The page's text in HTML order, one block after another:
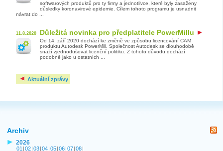
softwarových produktů pro ty firmy a jednotlivce, které byly zasaženy
důsledky koronavirové epidemie. Cílem tohoto programu je usnadnit
návrat do ...
11.8.2020 Důležitá novinka pro předplatitele PowerMillu
Od 14. září 2020 dochází ke změně ve způsobu licencování CAM
produktu Autodesk PowerMill. Společnost Autodesk se dlouhodobě
snaží zjednodušovat licenční politiku. Z tohoto důvodu dochází
podobně jako u ostatních ...
Aktuální zprávy
Archiv
2026
01 |02|03|04|05|06|07|08|